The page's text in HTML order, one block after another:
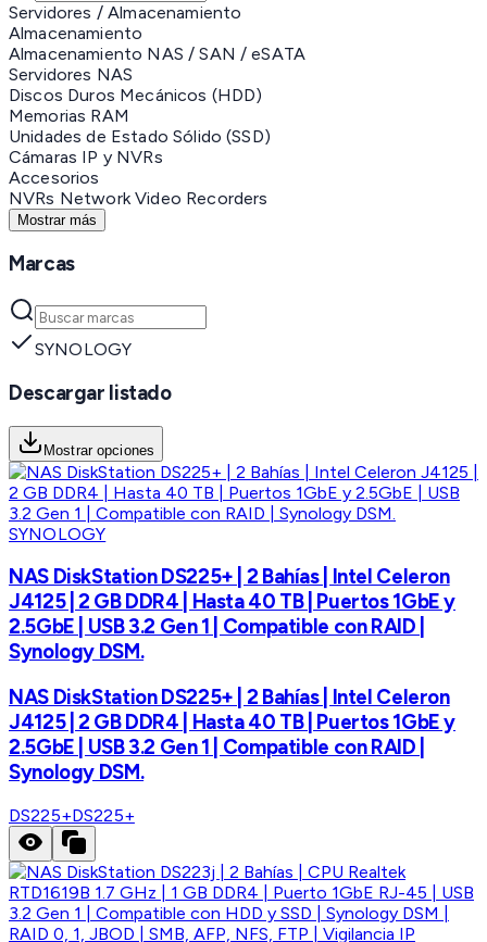
Servidores / Almacenamiento
Almacenamiento
Almacenamiento NAS / SAN / eSATA
Servidores NAS
Discos Duros Mecánicos (HDD)
Memorias RAM
Unidades de Estado Sólido (SSD)
Cámaras IP y NVRs
Accesorios
NVRs Network Video Recorders
Mostrar más
Marcas
SYNOLOGY
Descargar listado
Mostrar opciones
SYNOLOGY
NAS DiskStation DS225+ | 2 Bahías | Intel Celeron
J4125 | 2 GB DDR4 | Hasta 40 TB | Puertos 1GbE y
2.5GbE | USB 3.2 Gen 1 | Compatible con RAID |
Synology DSM.
NAS DiskStation DS225+ | 2 Bahías | Intel Celeron
J4125 | 2 GB DDR4 | Hasta 40 TB | Puertos 1GbE y
2.5GbE | USB 3.2 Gen 1 | Compatible con RAID |
Synology DSM.
DS225+DS225+